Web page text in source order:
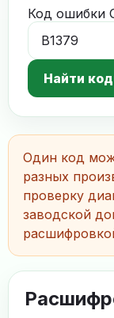
Код ошибки
Найти код
Один код
разных
проверку
заводской